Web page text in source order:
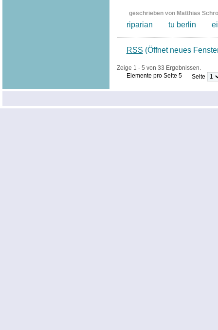
geschrieben von Matthias
riparian tu berlin
RSS (Öffnet neues
Zeige 1 - 5 von 33 Ergebnissen.
Elemente pro Seite 5
Seite